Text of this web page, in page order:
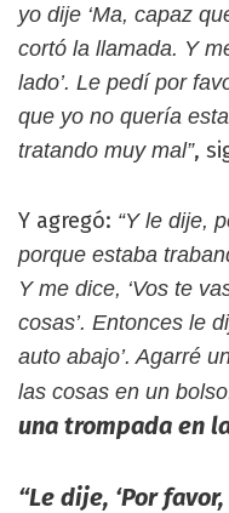
yo dije ‘Ma, capaz
cortó la llamada. Y
lado’. Le pedí por
que yo no quería
tratando muy mal”,
Y agregó: “Y le dije,
porque estaba
Y me dice, ‘Vos te
cosas’. Entonces le
auto abajo’. Agarré
las cosas en un
una trompada en
“Le dije, ‘Por